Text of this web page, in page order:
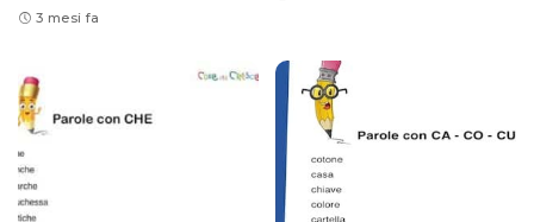
3 mesi fa